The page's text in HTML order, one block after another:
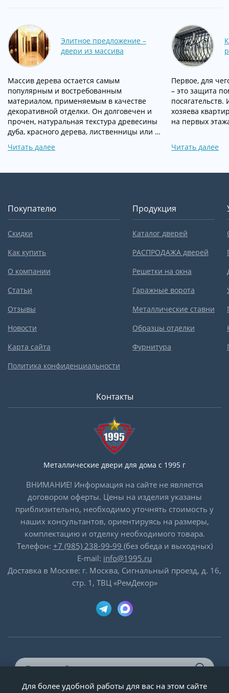
Элитное предложение –
двери из массива
Массив дерева остается самым
популярным и востребованным
материалом, применяемым в качестве
декоративной отделки. Он долговечен и
прочен, натуральная текстура древесины
дуба, красного дерева, лиственницы или …
Читать далее
Первое, для
– это защита
хозяева
на первых
Читать далее
Покупателю
Скидки
Как купить
О компании
Статьи
Отзывы
Новости
Карта сайта
Политика конфиденциальности
Продукция
Каталог дверей
РАСПРОДАЖА дверей
Решетки на окна
Гаражные ворота
Металлические ставни
Образцы отделки
Фурнитура
Контакты
Металлические двери для дома с 1995 г
ВНИМАНИЕ! Информация на сайте не является
договором оферты. Цены на изделия указаны
приблизительно, необходимо уточнять стоимость у
наших консультантов, ориентируясь на размеры,
комплектацию и отделку необходимого товара.
Телефон: +7 (985) 238-99-99 (без обеда и выходных)
E-mail: info@1995.ru
Доставка в Москве: г. Москва, Сигнальный проезд, д. 16,
стр. 1, ТВЦ «РемДекор»
Для более удобной работы для вас на этом сайте